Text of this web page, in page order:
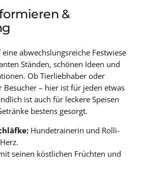
&
eine abwechslungsreiche Festwiese
Ständen, schönen Ideen und
Ob Tierliebhaber oder
Besucher – hier ist für jeden etwas
ist auch für leckere Speisen
bestens gesorgt.
Hundetrainerin und Rolli-
seinen köstlichen Früchten und